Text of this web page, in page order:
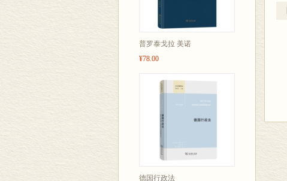
普罗泰戈拉 美诺
¥78.00
德国行政法